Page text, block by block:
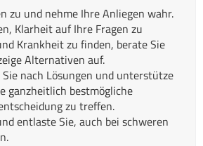
zu und nehme Ihre Anliegen wahr.
Klarheit auf Ihre Fragen zu
Krankheit zu finden, berate Sie
Alternativen auf.
nach Lösungen und unterstütze
ganzheitlich bestmögliche
zu treffen.
entlaste Sie, auch bei schweren